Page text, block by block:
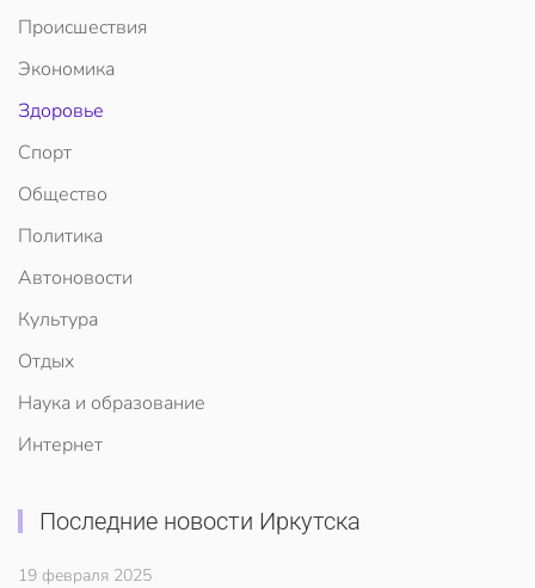
Происшествия
Экономика
Здоровье
Спорт
Общество
Политика
Автоновости
Культура
Отдых
Наука и образование
Интернет
Последние новости Иркутска
19 февраля 2025